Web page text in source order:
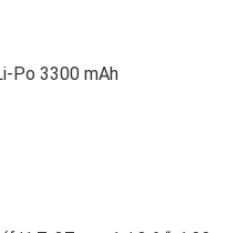
Po 3300 mAh